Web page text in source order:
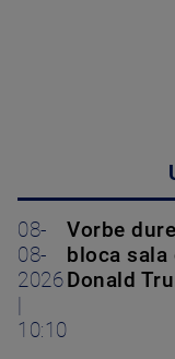
08-
08-
2026
10:10
Vorbe
bloca sala
Donald